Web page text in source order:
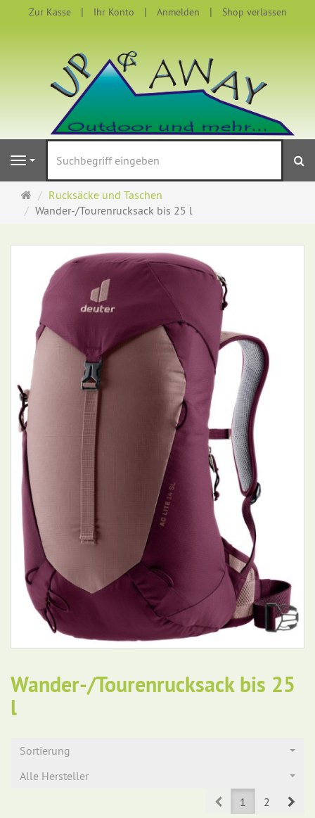
Zur Kasse Ihr Konto Anmelden Shop verlassen
Navigation
Startseite
Rucksäcke und Taschen
Wander-/Tourenrucksack bis 25 l
Wander-/Tourenrucksack bis 25
l
Sortierung
Alle Hersteller
Prev1 2